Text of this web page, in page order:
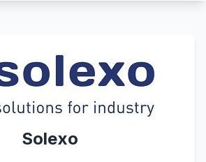
Solexo